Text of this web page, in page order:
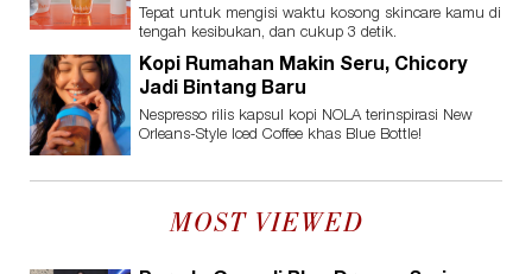
Tepat untuk mengisi waktu kosong skincare kamu di
tengah kesibukan, dan cukup 3 detik.
Kopi Rumahan Makin Seru, Chicory
Jadi Bintang Baru
Nespresso rilis kapsul kopi NOLA terinspirasi New
Orleans-Style Iced Coffee khas Blue Bottle!
MOST VIEWED